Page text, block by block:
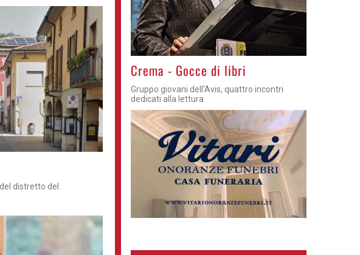
distretto del
Crema - Gocce di libri
Gruppo giovani dell'Avis, quattro incontri
dedicati alla lettura